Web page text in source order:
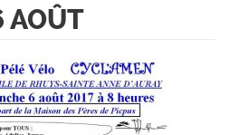
AOÛT